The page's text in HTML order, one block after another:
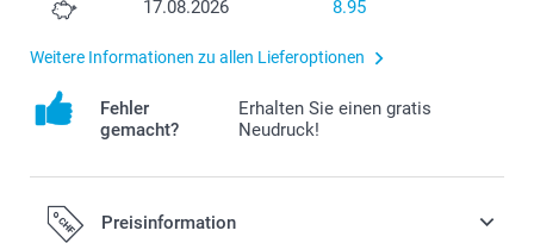
17.08.2026 8.95
Weitere Informationen zu allen Lieferoptionen
Fehler
gemacht?
Erhalten Sie einen gratis
Neudruck!
Preisinformation